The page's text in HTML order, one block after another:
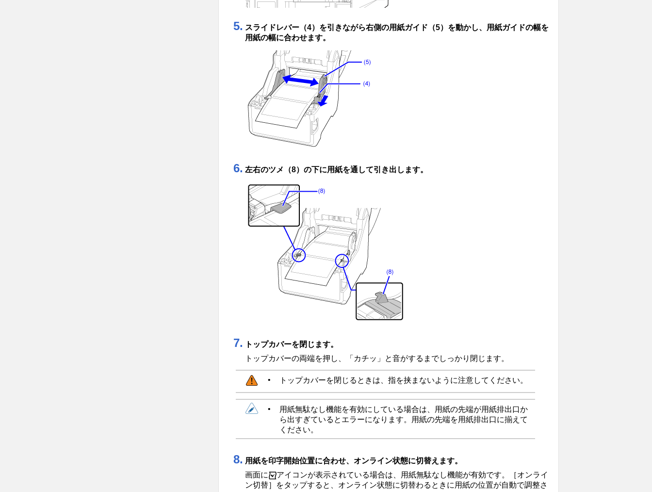
5. スライドレバー（4）を引きながら右側の用紙ガイド（5）を動かし、用紙ガイドの幅を
用紙の幅に合わせます。
6. 左右のツメ（8）の下に用紙を通して引き出します。
7.
トップカバーを閉じます。
トップカバーの両端を押し、「カチッ」と音がするまでしっかり閉じます。
• トップカバーを閉じるときは、指を挟まないように注意してください。
•
用紙無駄なし機能を有効にしている場合は、用紙の先端が用紙排出口か
ら出すぎているとエラーになります。用紙の先端を用紙排出口に揃えて
ください。
8. 用紙を印字開始位置に合わせ、オンライン状態に切替えます。
画面に
アイコンが表示されている場合は、用紙無駄なし機能が有効です。 ［オンライ
ン切替］
をタップすると、オンライン状態に切替わるときに用紙の位置が自動で調整さ